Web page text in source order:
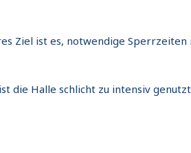
Ziel ist es, notwendige
die Halle schlicht zu intensiv